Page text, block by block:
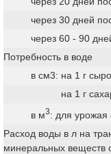
через 30 дней
через 60 - 90 дней
Потребность в воде
в см3: на 1 г
на 1 г
в м3: для урожая
Расход воды в л на
минеральных веществ